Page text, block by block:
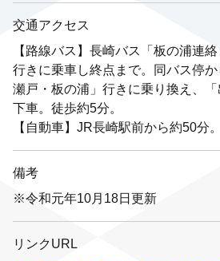
交通アクセス
【路線バス】長崎バス「板の浦連
行きに乗車し終点まで。同バス停
瀬戸・板の浦」行きに乗り換え、
下車。徒歩約5分。
【自動車】JR長崎駅前から約50分。
備考
※令和元年10月18日更新
リンクURL